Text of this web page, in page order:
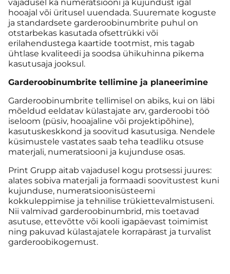
vajadusel ka numeratsiooni ja kujundust igal
hooajal või üritusel uuendada. Suuremate koguste
ja standardsete garderoobinumbrite puhul on
otstarbekas kasutada ofsettrükki või
erilahendustega kaartide tootmist, mis tagab
ühtlase kvaliteedi ja soodsa ühikuhinna pikema
kasutusaja jooksul.
Garderoobinumbrite tellimine ja planeerimine
Garderoobinumbrite tellimisel on abiks, kui on läbi
mõeldud eeldatav külastajate arv, garderoobi töö
iseloom (püsiv, hooajaline või projektipõhine),
kasutuskeskkond ja soovitud kasutusiga. Nendele
küsimustele vastates saab teha teadliku otsuse
materjali, numeratsiooni ja kujunduse osas.
Print Grupp aitab vajadusel kogu protsessi juures:
alates sobiva materjali ja formaadi soovitustest kuni
kujunduse, numeratsioonisüsteemi
kokkuleppimise ja tehnilise trükiettevalmistuseni.
Nii valmivad garderoobinumbrid, mis toetavad
asutuse, ettevõtte või kooli igapäevast toimimist
ning pakuvad külastajatele korrapärast ja turvalist
garderoobikogemust.